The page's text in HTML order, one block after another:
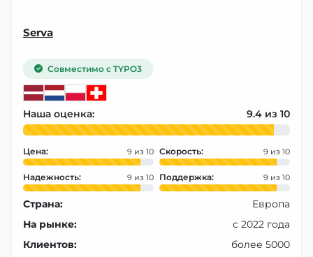
Serva
Совместимо с TYPO3
Наша оценка: 9.4
Цена: 9 Скорость: 9
Надежность: 9 Поддержка: 9
Страна:
Европа
На рынке:
с 2022 года
Клиентов:
более 5000